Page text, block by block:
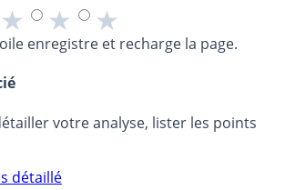
★ ★ ★
enregistre et recharge la page.
votre analyse, lister les points
détaillé